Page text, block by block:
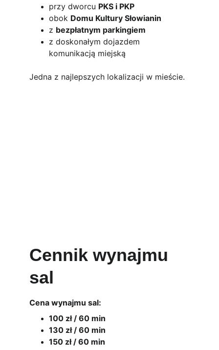
przy dworcu PKS i PKP
obok Domu Kultury Słowianin
z bezpłatnym parkingiem
z doskonałym dojazdem
komunikacją miejską
Jedna z najlepszych lokalizacji w mieście.
Cennik wynajmu
sal
Cena wynajmu sal:
100 zł / 60 min
130 zł / 60 min
150 zł / 60 min